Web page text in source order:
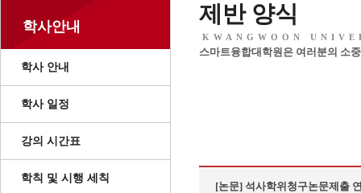
학사안내
학사 안내
학사 일정
강의 시간표
학칙 및 시행 세칙
제반 양식
KWANGWOON
스마트융합대학원은 여러분의 소
[논문] 석사학위청구논문제출